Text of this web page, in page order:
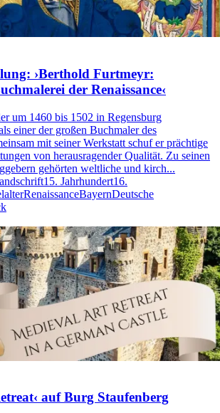
›Berthold Furtmeyr:
der Renaissance‹
um 1460 bis 1502 in Regensburg
einer der großen Buchmaler des
mit seiner Werkstatt schuf er prächtige
von herausragender Qualität. Zu seinen
gehörten weltliche und kirch...
15. Jahrhundert16.
RenaissanceBayernDeutsche
auf Burg Staufenberg